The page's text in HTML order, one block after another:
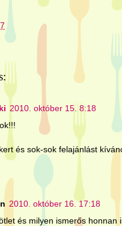
2010. október 15. 8:18
és sok-sok felajánlást
2010. október 16. 17:18
és milyen ismerős honnan